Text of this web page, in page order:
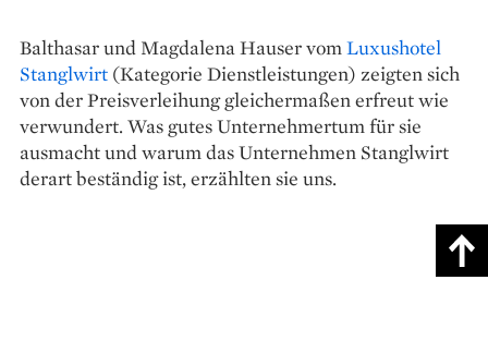
Balthasar und Magdalena Hauser vomLuxushotel
Stanglwirt (Kategorie Dienstleistungen) zeigten sich
von der Preisverleihung gleichermaßen erfreut wie
verwundert. Was gutes Unternehmertum für sie
ausmacht und warum das Unternehmen Stanglwirt
derart beständig ist, erzählten sie uns.